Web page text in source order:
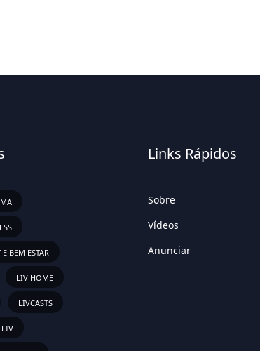
BEM ESTAR
LIV HOME
LIVCASTS
LIV
Links Rápidos
Sobre
Vídeos
Anunciar